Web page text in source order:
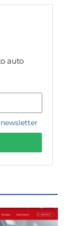
auto